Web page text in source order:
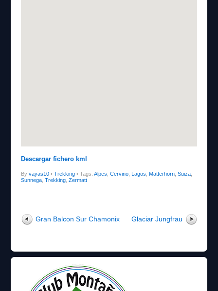
Descargar fichero kml
By vayas10• Trekking • Tags: Alpes, Cervino, Lagos, Matterhorn, Suiza,
Sunnega, Trekking, Zermatt
Gran Balcon Sur Chamonix Glaciar Jungfrau